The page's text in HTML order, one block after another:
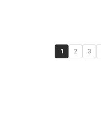
1 2 3